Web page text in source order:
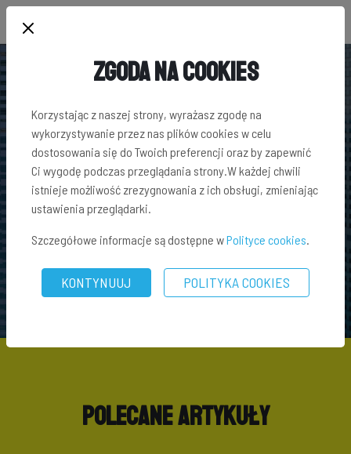
INWESTOWANIE W AKCJE A INWESTOWANIE
W NIERUCHOMOŚCI
Niezmiennie od kilku lat inwestowanie w nieruchomości
cieszy się dużym zainteresowaniem ze strony osób, które
posiadają wolne środki i chcą je...
CZYTAJ DALEJ
POLECANE ARTYKUŁY
Zgoda na Cookies
Korzystając z naszej strony, wyrażasz zgodę na
wykorzystywanie przez nas plików cookies w celu
dostosowania się do Twoich preferencji oraz by zapewnić
Ci wygodę podczas przeglądania strony.W każdej chwili
istnieje możliwość zrezygnowania z ich obsługi, zmieniając
ustawienia przeglądarki.
Szczegółowe informacje są dostępne wPolityce cookies.
KONTYNUUJ POLITYKA COOKIES